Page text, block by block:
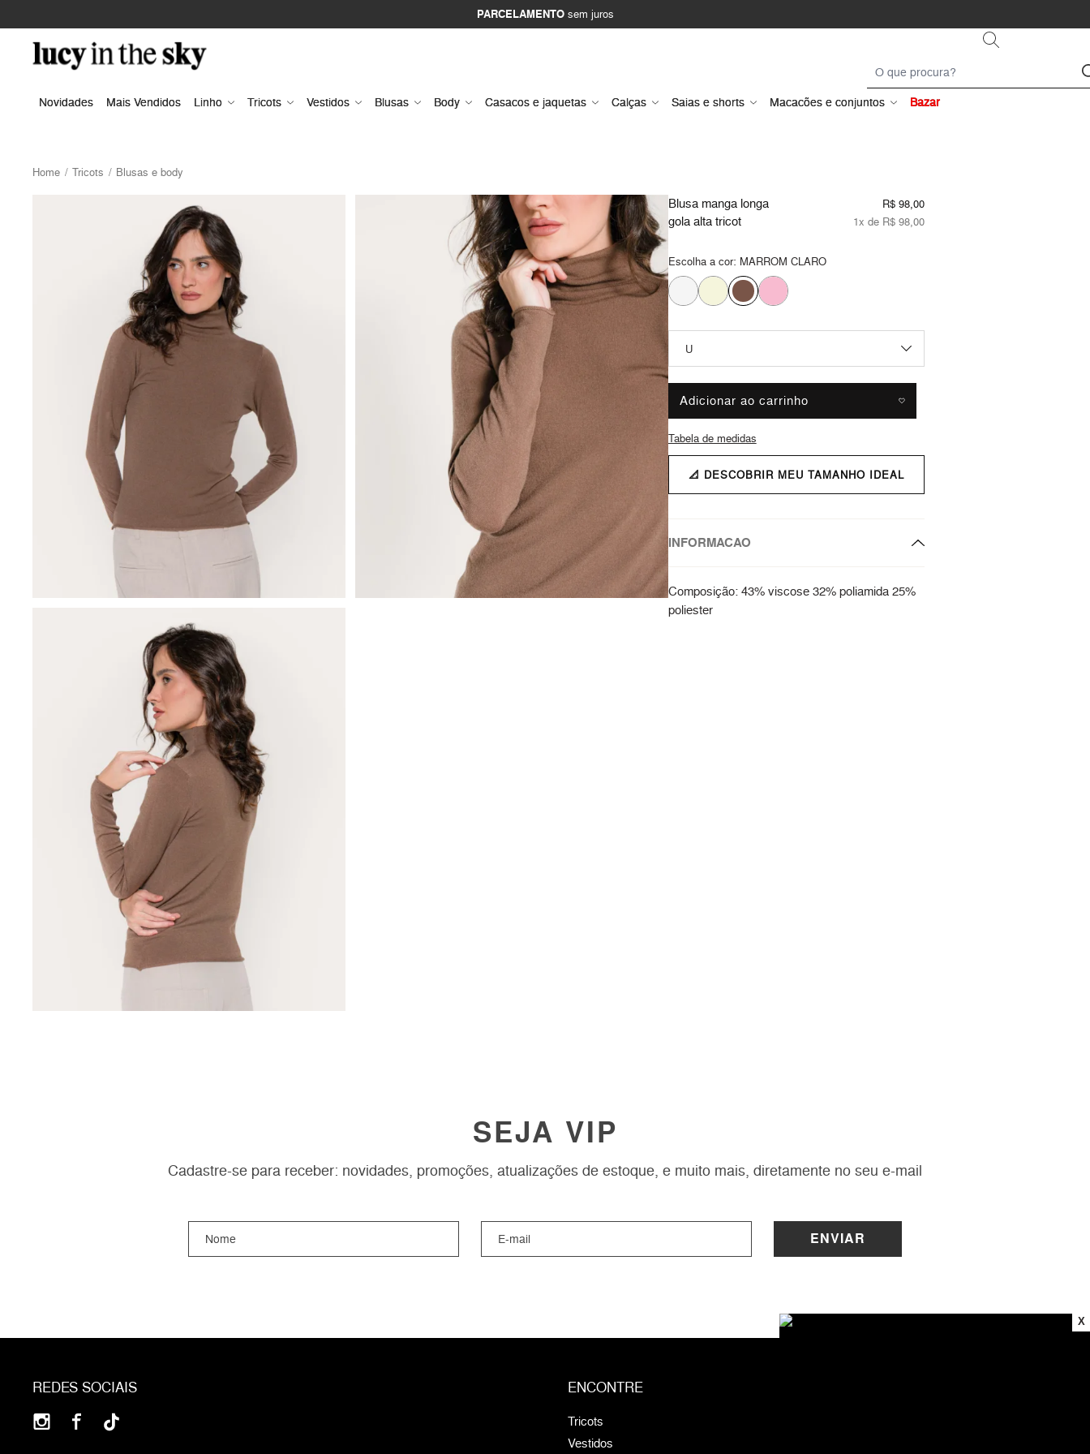
PARCELAMENTOsem juros
Novidades Mais Vendidos Linho Tricots Vestidos Blusas Body Casacos e jaquetas Calças Saias e shorts Macacões e conjuntos Bazar
Home Tricots Blusas e body
Blusa manga longa
gola alta tricot
R$ 98,00
1x de R$ 98,00
Escolha a cor: MARROM CLARO
Adicionar ao carrinho
Tabela de medidas
📐 DESCOBRIR MEU TAMANHO IDEAL
INFORMACAO
Composição: 43% viscose 32% poliamida 25%
poliester
SEJA VIP
Cadastre-se para receber: novidades, promoções, atualizações de estoque, e muito mais, diretamente no seu e-mail
ENVIAR
REDES SOCIAIS ENCONTRE
Tricots
Vestidos
X